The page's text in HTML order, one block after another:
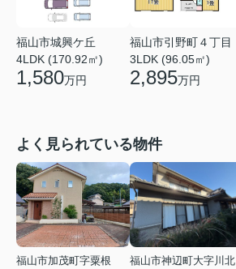
福山市城興ケ丘
4LDK (170.92㎡)
1,580万円
福山市引野町４丁目
3LDK (96.05㎡)
2,895万円
よく見られている物件
福山市加茂町字粟根
福山市神辺町大字川北